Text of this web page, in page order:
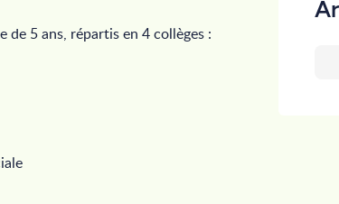
de 5 ans, répartis en 4 collèges :